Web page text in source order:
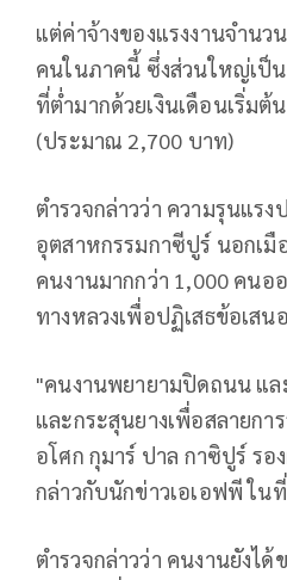
แต่ค่าจ้างของแรงงานจำน
คนในภาคนี้ ซึ่งส่วนใหญ่เป็
ที่ต่ำมากด้วยเงินเดือนเริ่มต้
(ประมาณ 2,700 บาท)
ตำรวจกล่าวว่า ความรุนแร
อุตสาหกรรมกาซีปูร์ นอกเมื
คนงานมากกว่า 1,000 คนอ
ทางหลวงเพื่อปฏิเสธข้อเส
"คนงานพยายามปิดถนน แล
และกระสุนยางเพื่อสลายกา
อโศก กุมาร์ ปาล กาซิปูร์ รอ
กล่าวกับนักข่าวเอเอฟพี ใน
ตำรวจกล่าวว่า คนงานยังไ